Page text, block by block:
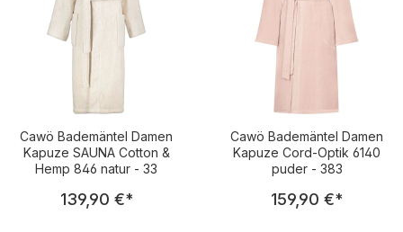
Cawö Bademäntel Damen
Kapuze SAUNA Cotton &
Hemp 846 natur - 33
Regulärer Preis:
139,90 €*
Cawö Bademäntel Damen
Kapuze Cord-Optik 6140
puder - 383
Regulärer
159,90 €*